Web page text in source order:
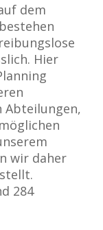
dem
Hier
Abteilungen,
wir daher
284